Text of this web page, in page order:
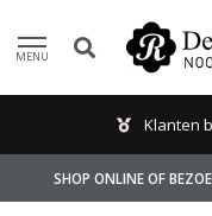
MENU
Klanten
SHOP ONLINE OF